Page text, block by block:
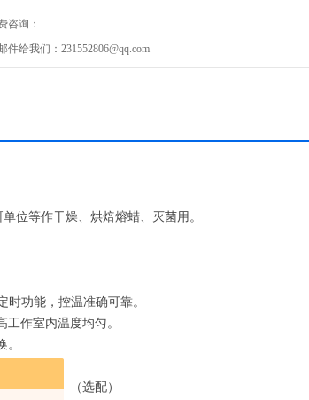
咨询：
件给我们：231552806@qq.com
位等作干燥、烘焙熔蜡、灭菌用。
功能，控温准确可靠。
作室内温度均匀。
生意外。（选配）